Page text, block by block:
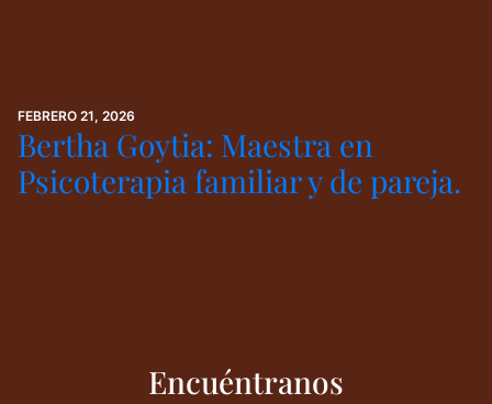
FEBRERO 21, 2026
Bertha Goytia: Maestra en
Psicoterapia familiar y de pareja.
Encuéntranos